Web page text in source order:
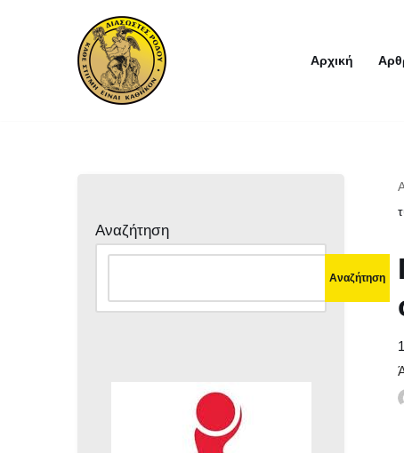
Μεταπηδήστε
περιεχόμενο
Αρχική
Αναζήτηση
Αναζήτηση